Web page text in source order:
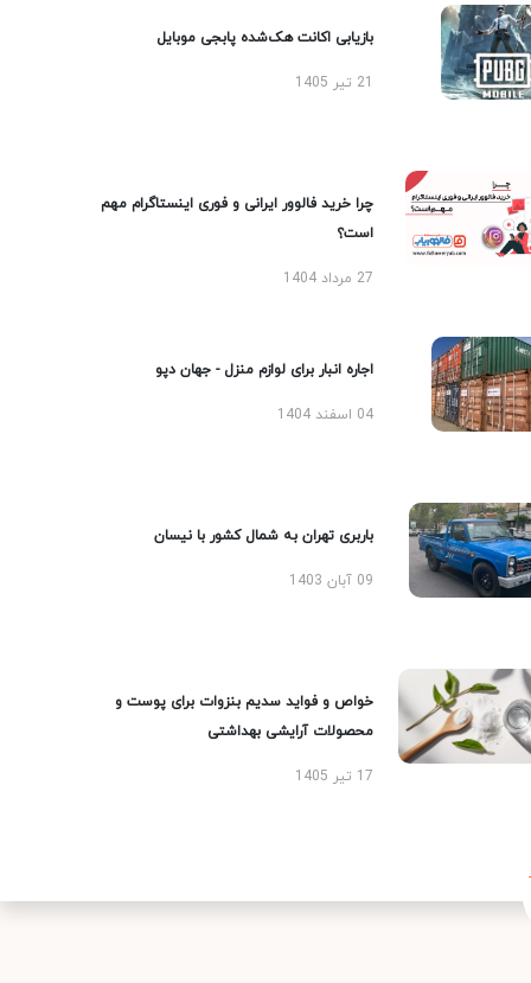
بازیابی اکانت هک‌شده پابجی موبایل
چرا خرید فالوور ایرانی و فوری اینستاگرام مهم
است؟
27 مرداد 1404
اجاره انبار برای لوازم منزل - جهان دپو
04 اسفند 1404
باربری تهران به شمال کشور با نیسان
09 آبان 1403
خواص و فواید سدیم بنزوات برای پوست و
محصولات آرایشی بهداشتی
17 تیر 1405